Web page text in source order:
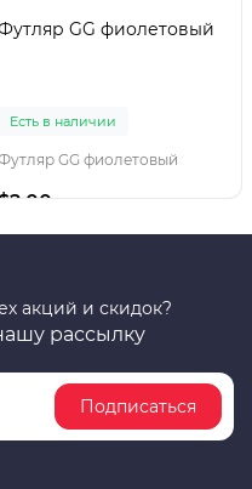
GG фиолетовый
Есть в наличии
GG фиолетовый
$2.00
акций и скидок?
рассылку
Подписаться